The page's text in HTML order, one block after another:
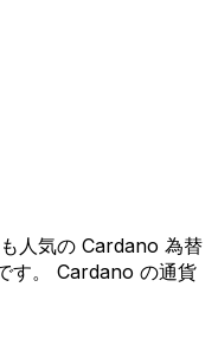
人気の Cardano 為替
す。 Cardano の通貨